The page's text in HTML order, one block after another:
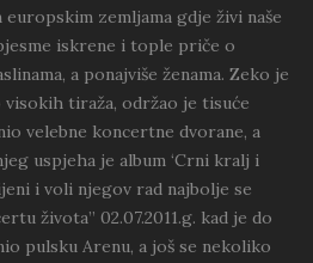
zemljama gdje živi naše
iskrene i tople priče o
a ponajviše ženama. Zeko je
visokih tiraža, održao je tisuće
velebne koncertne dvorane, a
uspjeha je album ‘Crni kralj i
i voli njegov rad najbolje se
života” 02.07.2011.g. kad je do
pulsku Arenu, a još se nekoliko